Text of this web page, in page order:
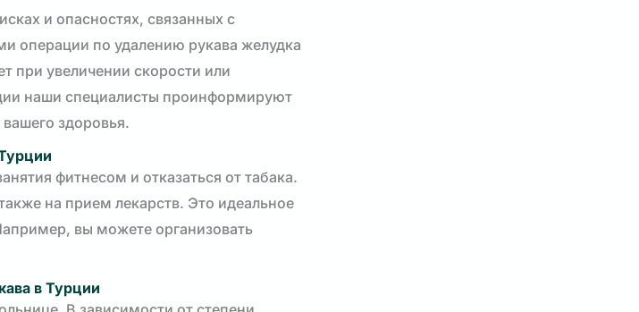
и опасностях, связанных с
операции по удалению рукава желудка
при увеличении скорости или
наши специалисты проинформируют
здоровья.
фитнесом и отказаться от табака.
на прием лекарств. Это идеальное
вы можете организовать
в Турции